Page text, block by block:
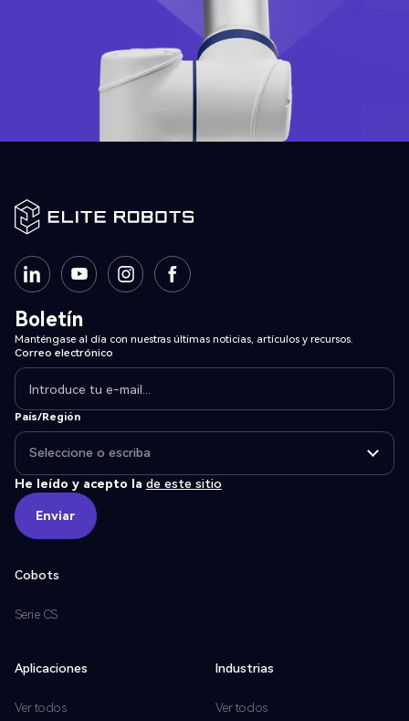
Boletín
Manténgase al día con nuestras últimas noticias, artículos y recursos.
Correo electrónico
País/Región
He leído y acepto la de este sitio
Enviar
Enviar
Cobots
Serie CS
Aplicaciones
Ver todos
Industrias
Ver todos